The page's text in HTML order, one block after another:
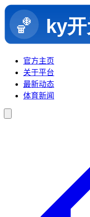
官方主页
关于平台
最新动态
体育新闻